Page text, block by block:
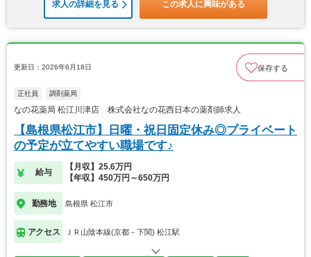
求人の詳細を見る この求人に興味がある
更新日：2026年6月18日 保存する
正社員 調剤薬局
なの花薬局 松江川津店 株式会社なの花西日本の薬剤師求人
【島根県松江市】日曜・祝日固定休み◎プライベート
の予定が立てやすい職場です♪
給与
【月収】25.6万円
【年収】450万円～650万円
勤務地 島根県 松江市
アクセス ＪＲ山陰本線(京都－下関) 松江駅